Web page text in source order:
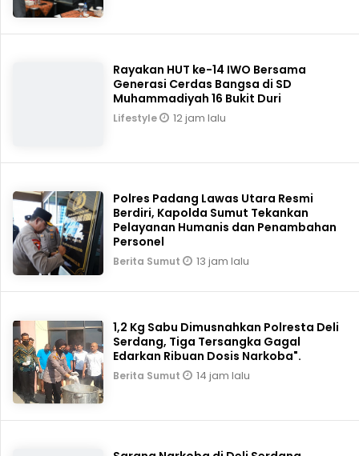
Rayakan HUT ke-14 IWO Bersama
Generasi Cerdas Bangsa di SD
Muhammadiyah 16 Bukit Duri
Lifestyle 12 jam lalu
Polres Padang Lawas Utara Resmi
Berdiri, Kapolda Sumut Tekankan
Pelayanan Humanis dan Penambahan
Personel
Berita Sumut 13 jam lalu
1,2 Kg Sabu Dimusnahkan Polresta Deli
Serdang, Tiga Tersangka Gagal
Edarkan Ribuan Dosis Narkoba".
Berita Sumut 14 jam lalu